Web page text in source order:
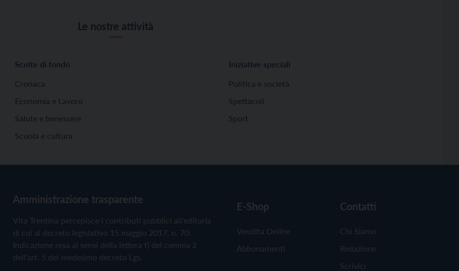
Le nostre attività
Scelte di fondo
Cronaca
Economia e Lavoro
Salute e benessere
Scuola e cultura
Iniziative speciali
Politica e società
Spettacoli
Sport
Amministrazione trasparente
Vita Trentina percepisce i contributi pubblici all'editoria
di cui al decreto legislativo 15 maggio 2017, n. 70.
Indicazione resa ai sensi della lettera f) del comma 2
dell'art. 5 del medesimo decreto Lgs.
E-Shop
Vendita Online
Abbonamenti
Contatti
Chi Siamo
Redazione
Scrivici